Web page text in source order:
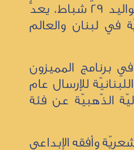
بالفيزياء والتربية، من مواليد 29 شباط، يعدُّ
في لبنان والعالم
برنامج المميزون
للإرسال عام
الذّهبيّة عن فئة
وأفقه الإبداعي